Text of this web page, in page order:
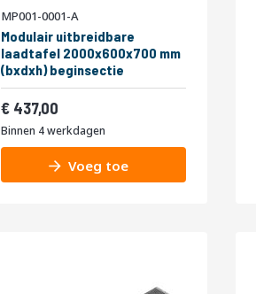
MP001-0001-A
Modulair uitbreidbare
laadtafel 2000x600x700 mm
(bxdxh) beginsectie
437,00
Binnen 4 werkdagen
Voeg toe